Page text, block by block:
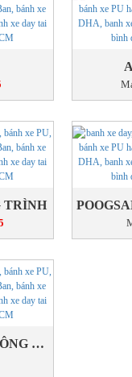
TRÌNH
ML2.0-4 - THANG NHÔM CÔNG TRÌNH